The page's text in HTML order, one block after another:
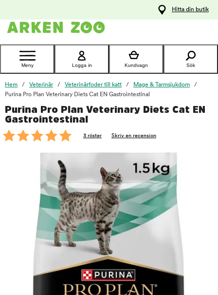
Kontakta
Hitta din butik
Meny Logga in Kundvagn Sök
Hem Veterinär Veterinärfoder till katt
Mage & Tarmsjukdom
Purina Pro Plan Veterinary Diets Cat EN Gastrointestinal
Purina Pro Plan Veterinary Diets Cat EN
Gastrointestinal
3 röster Skriv en recension
foo